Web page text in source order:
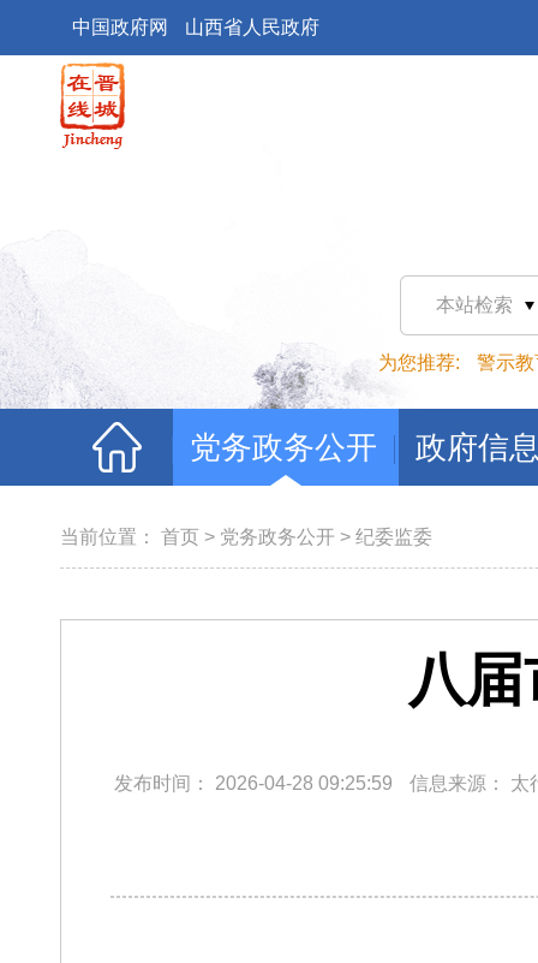
中国政府网 山西省人民政府
本站检索
为您推荐: 警示教
党务政务公开 政府信
当前位置： 首页 > 党务政务公开 > 纪委监委
八
发布时间： 2026-04-28 09:25:59 信息来源： 太